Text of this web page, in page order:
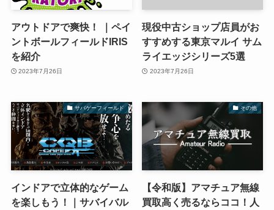
アウトドアで爽快！ ｜ペイ
ントボールフィールドIRIS
を紹介
2023年7月26日
現役中古ショップ店員がお
すすめする東京マルイ サム
ライエッジシリーズ5選
2023年7月26日
サバゲーフィールド
インドアで立体的なゲーム
を楽しもう！｜サバイバル
その他
【令和版】アマチュア無線
買取高く売るならココ！人